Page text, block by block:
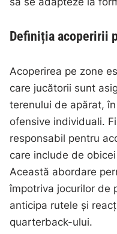
Definiția acoperirii
Acoperirea pe zone
care jucătorii sunt
terenului de apărat,
ofensive individuali.
responsabil pentru
care include de
Această abordare
împotriva jocurilor de
anticipa rutele și
quarterback-ului.